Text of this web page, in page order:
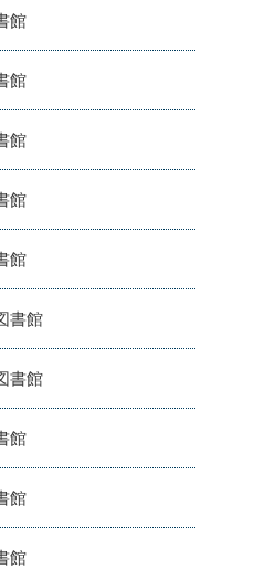
館
館
館
館
館
書館
書館
館
館
館